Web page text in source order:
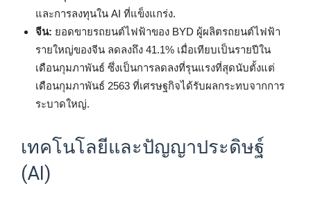
และการลงทุนใน AI ที่แข็งแกร่ง.
จีน: ยอดขายรถยนต์ไฟฟ้าของ BYD ผู้ผลิตรถยนต์ไฟฟ้า
รายใหญ่ของจีน ลดลงถึง 41.1% เมื่อเทียบเป็นรายปีใน
เดือนกุมภาพันธ์ ซึ่งเป็นการลดลงที่รุนแรงที่สุดนับตั้งแต่
เดือนกุมภาพันธ์ 2563 ที่เศรษฐกิจได้รับผลกระทบจากการ
ระบาดใหญ่.
เทคโนโลยีและปัญญาประดิษฐ์
(AI)